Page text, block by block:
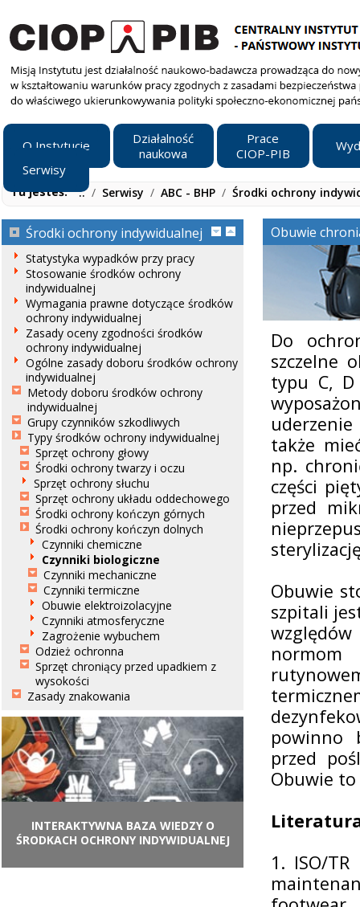
O Instytucie
Działalność
naukowa
Prace
CIOP-PIB
Serwisy
Tu jesteś: ../ Serwisy / ABC - BHP / Środki ochrony
Środki ochrony indywidualnej
Statystyka wypadków przy pracy
Stosowanie środków ochrony
indywidualnej
Wymagania prawne dotyczące środków
ochrony indywidualnej
Zasady oceny zgodności środków
ochrony indywidualnej
Ogólne zasady doboru środków ochrony
indywidualnej
Metody doboru środków ochrony
indywidualnej
Grupy czynników szkodliwych
Typy środków ochrony indywidualnej
Sprzęt ochrony głowy
Środki ochrony twarzy i oczu
Sprzęt ochrony słuchu
Sprzęt ochrony układu oddechowego
Środki ochrony kończyn górnych
Środki ochrony kończyn dolnych
Czynniki chemiczne
Czynniki biologiczne
Czynniki mechaniczne
Czynniki termiczne
Obuwie elektroizolacyjne
Czynniki atmosferyczne
Zagrożenie wybuchem
Odzież ochronna
Sprzęt chroniący przed upadkiem z
wysokości
Zasady znakowania
INTERAKTYWNA BAZA WIEDZY O
ŚRODKACH OCHRONY INDYWIDUALNEJ
Obuwie
Do
szczelne
typu C,
także
np.
części
przed
Obuwie
szpitali
normom
powinno
przed
Obuwie
1. ISO/